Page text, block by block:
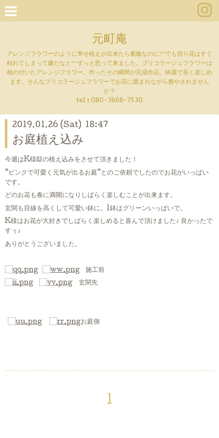
元町庵
アレンジフラワーのように寄せ植えが出来たら素敵なのに···でも切り花はすぐ
枯れてしまって嫌だなと···ずっと思って来ました。ブリコラージュフラワーは
根の付いたアレンジフラワー。作ったその瞬間が完成作品。綺麗で長く楽しめ
ます。そんなブリコラージュフラワーでお花に囲まれながら癒やされません
か？
tel : 080-3668-7530
2019.01.26 (Sat) 18:47
お庭植え込み
今週はK様邸の植え込みをさせて頂きました！
”ピンクで可愛く元気が出るお庭”とのご依頼でしたのでお花がいっぱい
です。
どのお花も春に満開になりしばらく楽しむことが出来ます。
玄関も目線を高くして可愛い鉢に。1鉢はグリーンいっぱいで。
K様はお花が大好きでしばらく楽しめると喜んで頂けました♪ 良かったで
すぅ♪
ありがとうございました。
施工前
玄関先
お庭側
1